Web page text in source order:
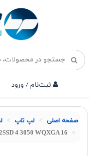
ثبت‌نام / ورود
صفحه اصلی لپ تاپ
4 3050 WQXGA 16